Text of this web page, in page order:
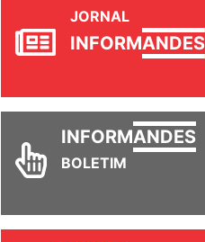
JORNAL
INFORMANDES
INFORMANDES
BOLETIM